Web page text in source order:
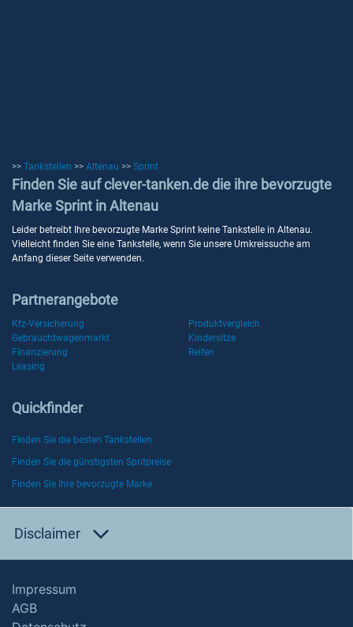
>> Tankstellen >> Altenau >> Sprint
Finden Sie auf clever-tanken.de die ihre bevorzugte
Marke Sprint in Altenau
Leider betreibt Ihre bevorzugte Marke Sprint keine Tankstelle in Altenau.
Vielleicht finden Sie eine Tankstelle, wenn Sie unsere Umkreissuche am
Anfang dieser Seite verwenden.
Partnerangebote
Kfz-Versicherung
Produktvergleich
Gebrauchtwagenmarkt
Kindersitze
Finanzierung
Reifen
Leasing
Quickfinder
Finden Sie die besten Tankstellen
Finden Sie die günstigsten Spritpreise
Finden Sie Ihre bevorzugte Marke
Disclaimer
Impressum
AGB